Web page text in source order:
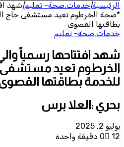
الرئيسية|خدمات.صحة- تعليم|شهد
*صحة الخرطوم تعيد مستشفى حاج
بطاقتها القصوى
خدمات.صحة- تعليم
شهد افتتاحها رسمياً
الخرطوم تعيد مستشفى
للخدمة بطاقتها
بحري :العلا برس
يوليو 2, 2025
0
12 دقيقة واحدة